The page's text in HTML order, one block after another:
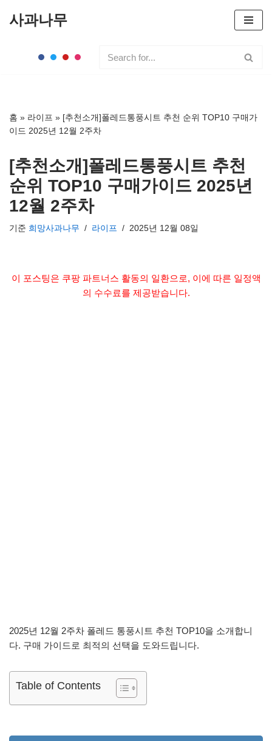
뛰
기
사과나무
홈 » 라이프 » [추천소개]폴레드통풍시트 추천 순위 TOP10 구매가
이드 2025년 12월 2주차
[추천소개]폴레드통풍시트 추천
순위 TOP10 구매가이드 2025년
12월 2주차
기준 희망사과나무 라이프 2025년 12월 08일
이 포스팅은 쿠팡 파트너스 활동의 일환으로, 이에 따른 일정액
의 수수료를 제공받습니다.
2025년 12월 2주차 폴레드 통풍시트 추천 TOP10을 소개합니
다. 구매 가이드로 최적의 선택을 도와드립니다.
Table of Contents